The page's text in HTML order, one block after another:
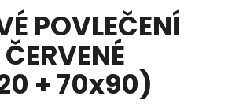
POVLEČENÍ
+ 70x90)